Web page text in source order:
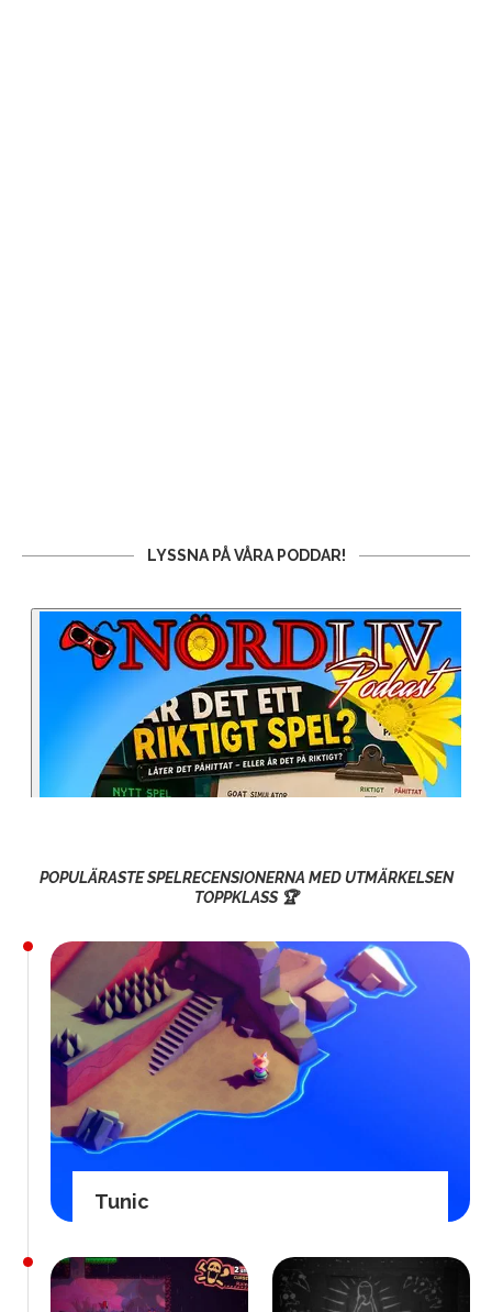
LYSSNA PÅ VÅRA PODDAR!
POPULÄRASTE SPELRECENSIONERNA MED UTMÄRKELSEN
TOPPKLASS 🏆
Tunic